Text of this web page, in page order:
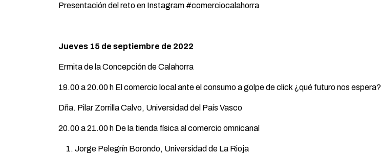
Presentación del reto en Instagram #comerciocalahorra
Jueves 15 de septiembre de 2022
Ermita de la Concepción de Calahorra
19.00 a 20.00 h El comercio local ante el consumo a golpe de click ¿qué futuro nos espera?
Dña. Pilar Zorrilla Calvo, Universidad del País Vasco
20.00 a 21.00 h De la tienda física al comercio omnicanal
Jorge Pelegrín Borondo, Universidad de La Rioja